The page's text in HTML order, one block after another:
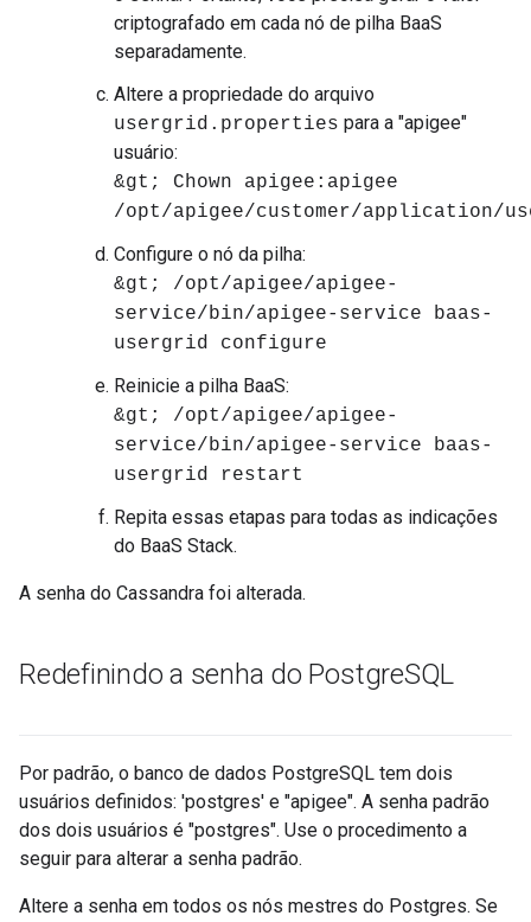
criptografado em cada nó de pilha BaaS
separadamente.
Altere a propriedade do arquivo
usergrid.properties para a "apigee"
usuário:
&gt; Chown apigee:apigee
/opt/apigee/customer/application/
Configure o nó da pilha:
&gt; /opt/apigee/apigee-
service/bin/apigee-service baas-
usergrid configure
Reinicie a pilha BaaS:
&gt; /opt/apigee/apigee-
service/bin/apigee-service baas-
usergrid restart
Repita essas etapas para todas as indicações
do BaaS Stack.
A senha do Cassandra foi alterada.
Redefinindo a senha do PostgreSQL
Por padrão, o banco de dados PostgreSQL tem dois
usuários definidos: 'postgres' e "apigee". A senha padrão
dos dois usuários é "postgres". Use o procedimento a
seguir para alterar a senha padrão.
Altere a senha em todos os nós mestres do Postgres. Se